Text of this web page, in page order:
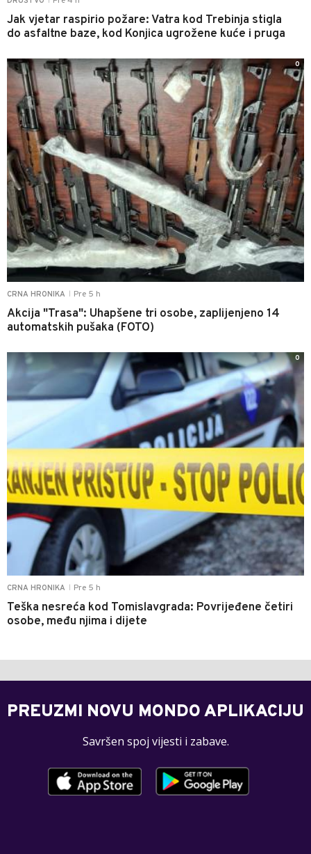
Jak vjetar raspirio požare: Vatra kod Trebinja stigla
do asfaltne baze, kod Konjica ugrožene kuće i pruga
CRNA HRONIKA Pre 5 h
Akcija "Trasa": Uhapšene tri osobe, zaplijenjeno 14
automatskih pušaka (FOTO)
0
CRNA HRONIKA Pre 5 h
Teška nesreća kod Tomislavgrada: Povrijeđene četiri
osobe, među njima i dijete
0
PREUZMI NOVU MONDO APLIKACIJU
Savršen spoj vijesti i zabave.